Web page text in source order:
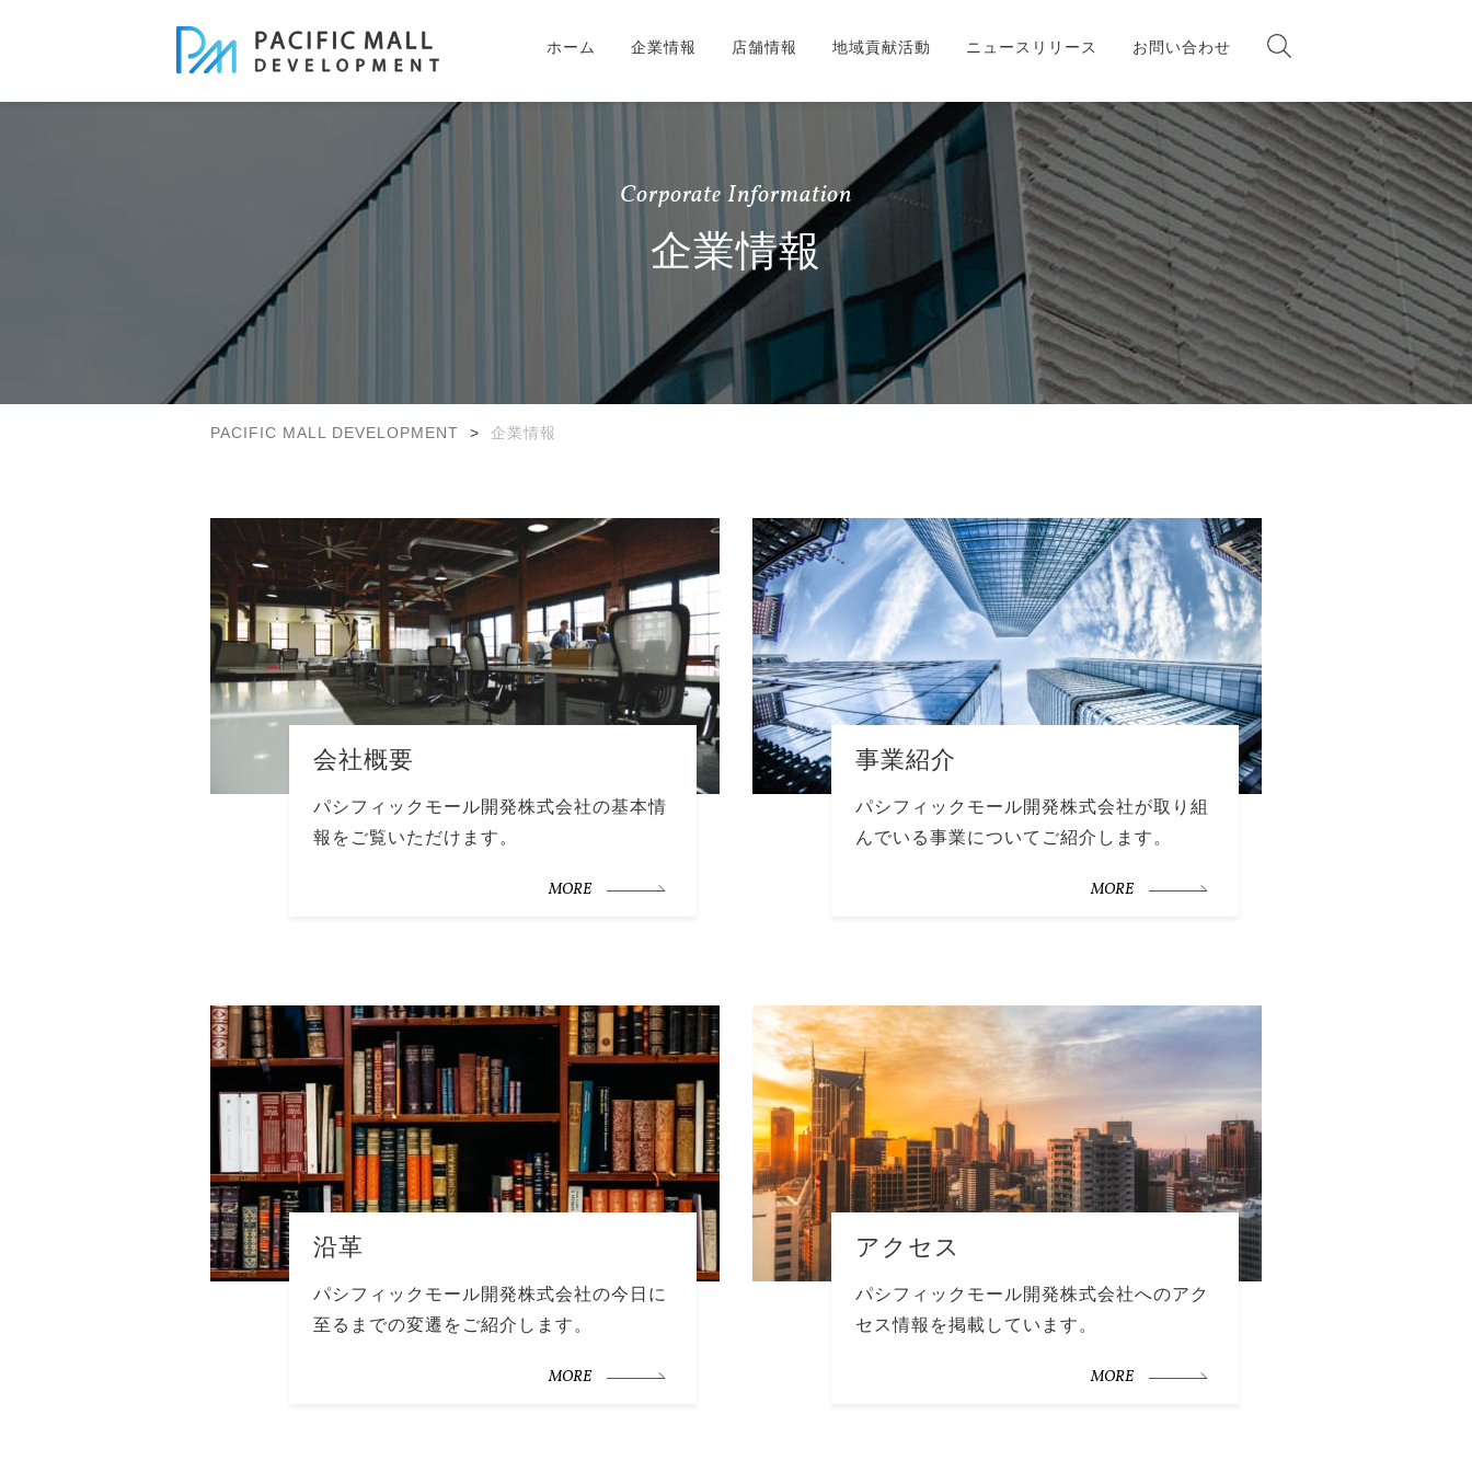
ホーム 企業情報 店舗情報 地域貢献活動 ニュースリリース お問い合わせ
Corporate Information
企業情報
PACIFIC MALL DEVELOPMENT > 企業情報
会社概要
パシフィックモール開発株式会社の基本情
報をご覧いただけます。
MORE
事業紹介
パシフィックモール開発株式会社が取り組
んでいる事業についてご紹介します。
MORE
沿革
パシフィックモール開発株式会社の今日に
至るまでの変遷をご紹介します。
MORE
アクセス
パシフィックモール開発株式会社へのアク
セス情報を掲載しています。
MORE